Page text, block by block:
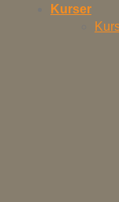
Kurser